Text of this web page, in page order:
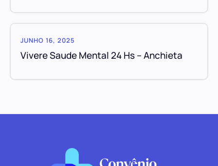
JUNHO 16, 2025
Vivere Saude Mental 24 Hs – Anchieta